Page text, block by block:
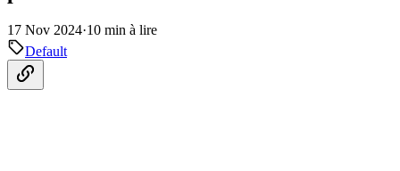
17 Nov 2024·10 min à lire
Default